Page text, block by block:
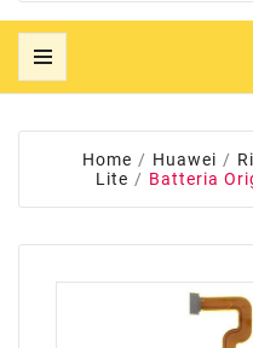
Home Huawei
Lite
Batteria